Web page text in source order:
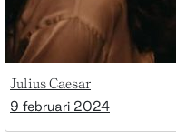
Julius Caesar
9 februari 2024